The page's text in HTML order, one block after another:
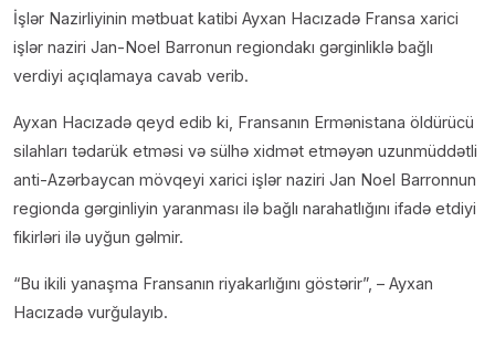
İşlər Nazirliyinin mətbuat katibi Ayxan Hacızadə Fransa xarici
işlər naziri Jan-Noel Barronun regiondakı gərginliklə bağlı
verdiyi açıqlamaya cavab verib.
Ayxan Hacızadə qeyd edib ki, Fransanın Ermənistana öldürücü
silahları tədarük etməsi və sülhə xidmət etməyən uzunmüddətli
anti-Azərbaycan mövqeyi xarici işlər naziri Jan Noel Barronnun
regionda gərginliyin yaranması ilə bağlı narahatlığını ifadə etdiyi
fikirləri ilə uyğun gəlmir.
“Bu ikili yanaşma Fransanın riyakarlığını göstərir”, – Ayxan
Hacızadə vurğulayıb.